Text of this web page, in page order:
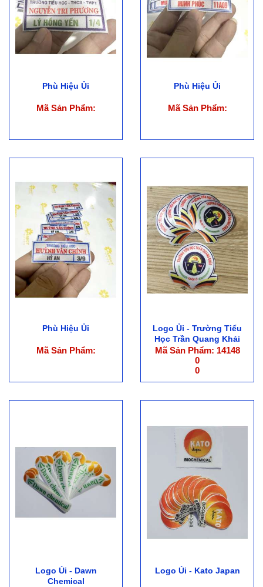
Phù Hiệu Ủi
Mã Sản Phẩm:
Phù Hiệu Ủi
Mã Sản Phẩm:
Phù Hiệu Ủi
Mã Sản Phẩm:
Logo Ủi - Trường Tiểu
Học Trần Quang Khải
Mã Sản Phẩm: 14148
0
0
Logo Ủi - Dawn
Chemical
Logo Ủi - Kato Japan